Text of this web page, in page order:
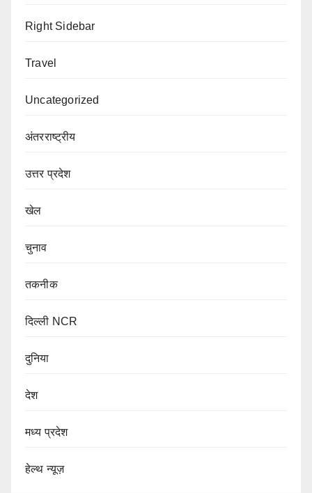
Right Sidebar
Travel
Uncategorized
अंतरराष्ट्रीय
उत्तर प्रदेश
खेल
चुनाव
तकनीक
दिल्ली NCR
दुनिया
देश
मध्य प्रदेश
हेल्थ न्यूज़